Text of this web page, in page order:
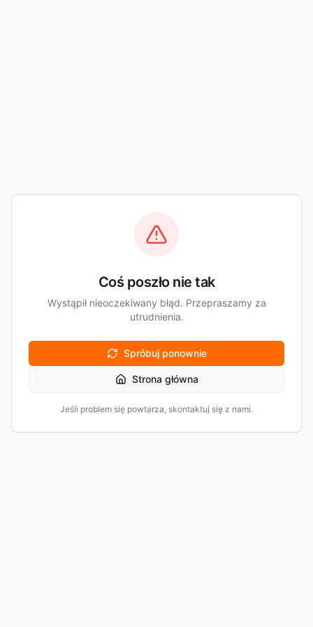
Coś poszło nie tak
Wystąpił nieoczekiwany błąd. Przepraszamy za
utrudnienia.
Spróbuj ponownie
Strona główna
Jeśli problem się powtarza, skontaktuj się z nami.